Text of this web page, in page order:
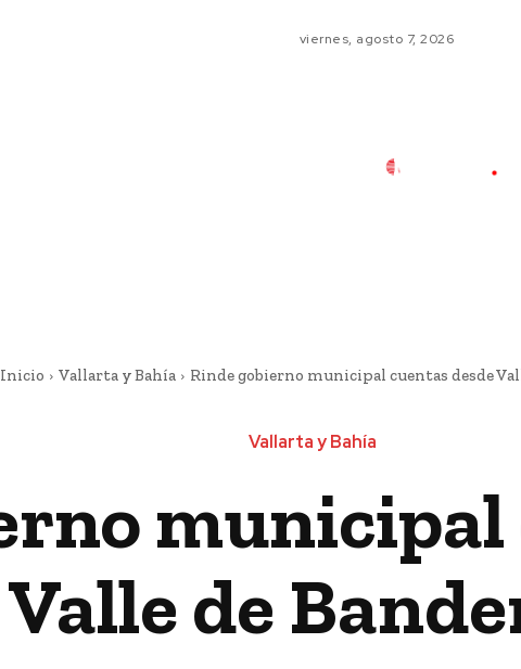
viernes, agosto 7, 2026
Inicio Vallarta y Bahía Rinde gobierno municipal cuentas desde
Vallarta y Bahía
municipal
Valle de